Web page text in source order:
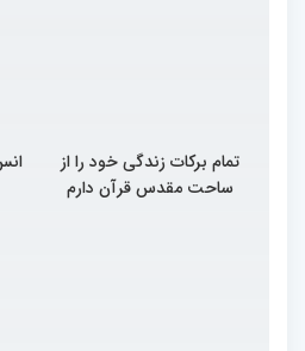
تمام برکات زندگی خود را از
ساحت مقدس قرآن دارم